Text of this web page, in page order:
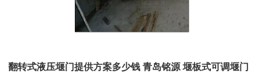
翻转式液压堰门提供方案多少钱 青岛铭源 堰板式可调堰门